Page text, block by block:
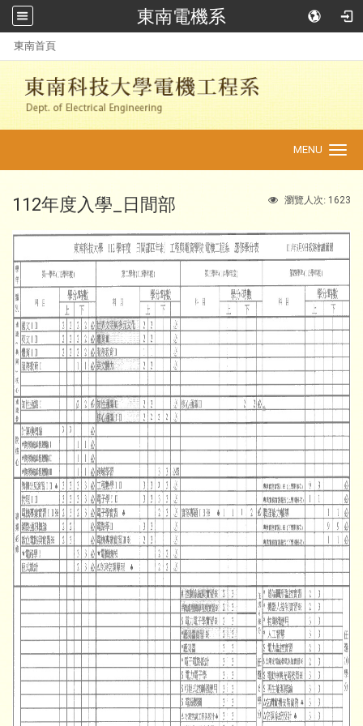
東南電機系
東南首頁
navigation
MENU
瀏覽人次: 1623
112年度入學_日間部